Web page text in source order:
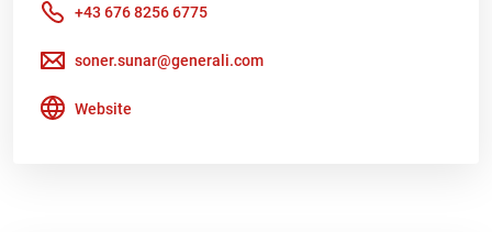
+43 676 8256 6775
soner.sunar@generali.com
Website